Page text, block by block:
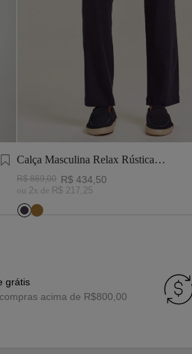
Calça Masculina Relax Rústica
Marinho
R$ 869,00 R$ 434 50
ou 2x de R$ 217, 25
grátis
acima de R$800,00